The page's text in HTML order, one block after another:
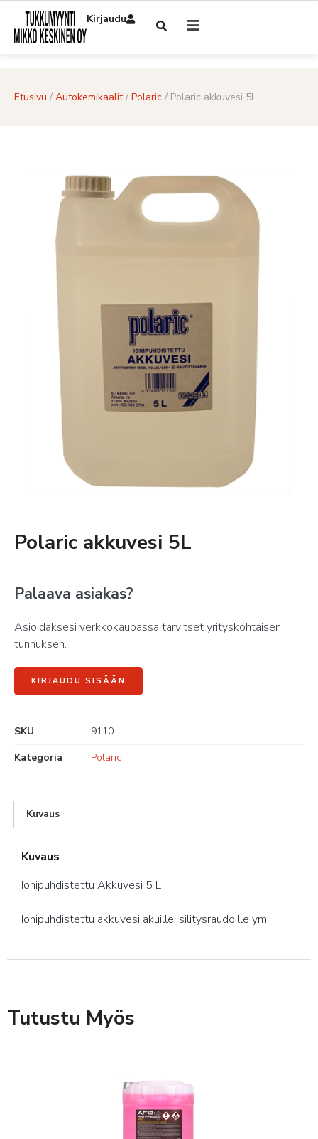
Kirjaudu
Etusivu / Autokemikaalit/ Polaric / Polaric akkuvesi 5L
Polaric akkuvesi 5L
Palaava asiakas?
Asioidaksesi verkkokaupassa tarvitset yrityskohtaisen
tunnuksen.
KIRJAUDU SISÄÄN
SKU
9110
Kategoria
Polaric
Kuvaus
Kuvaus
Ionipuhdistettu Akkuvesi 5 L
Ionipuhdistettu akkuvesi akuille, silitysraudoille ym.
Tutustu Myös